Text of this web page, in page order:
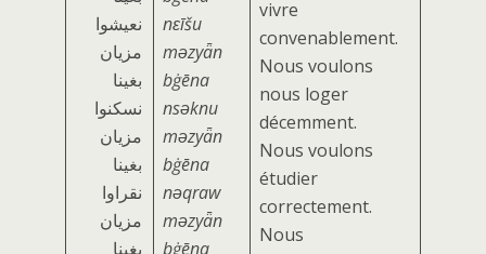
نعیشوا
مزیان
بغینا
نسكنوا
مزیان
بغینا
نقراوا
مزیان
بغینا
nɛīšu
mǝzyǟn
bġēna
nsǝknu
mǝzyǟn
bġēna
nǝqraw
mǝzyǟn
bġēna
vivre
convenablement.
Nous voulons
nous loger
décemment.
Nous voulons
étudier
correctement.
Nous